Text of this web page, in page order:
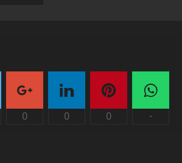
0 0 0 -